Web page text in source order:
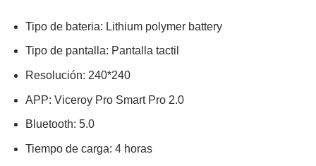
era:
119,00€.107,00€.
Tipo de bateria: Lithium polymer battery
Tipo de pantalla: Pantalla tactil
Resolución: 240*240
APP: Viceroy Pro Smart Pro 2.0
Bluetooth: 5.0
Tiempo de carga: 4 horas